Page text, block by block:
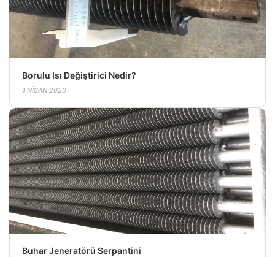
Borulu Isı Değiştirici Nedir?
1 NISAN 2020
Buhar Jeneratörü Serpantini